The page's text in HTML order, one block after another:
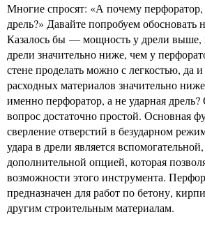
Многие спросят: «А почему перфоратор,
дрель?» Давайте попробуем обосновать
Казалось бы — мощность у дрели выше,
дрели значительно ниже, чем у
стене проделать можно с легкостью, да
расходных материалов значительно
именно перфоратор, а не ударная дрель?
вопрос достаточно простой. Основная
сверление отверстий в безударном
удара в дрели является
дополнительной опцией, которая
возможности этого инструмента.
предназначен для работ по бетону,
другим строительным материалам.